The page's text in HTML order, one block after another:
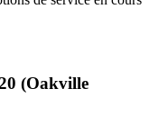
(Oakville